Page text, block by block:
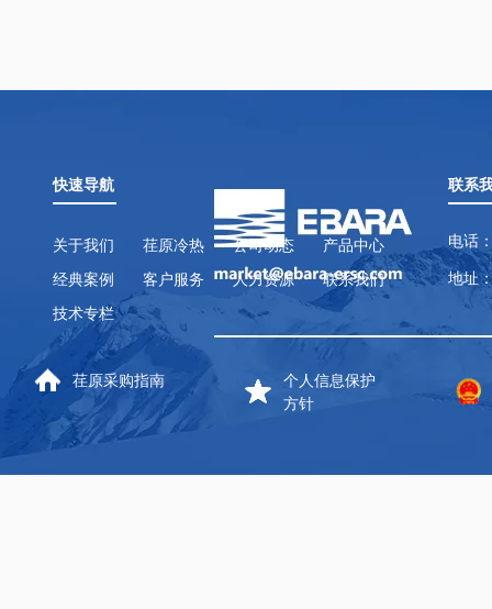
快速导航
关于我们 荏原冷热 公司动态
产品中心
经典案例
客户服务 人力资源
联系我们
技术专栏
联系
电话
地址
荏原采购指南
个人信息保护
方针